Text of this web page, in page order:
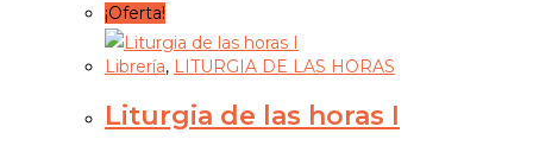
¡Oferta!
Librería, LITURGIA DE LAS HORAS
Liturgia de las horas I